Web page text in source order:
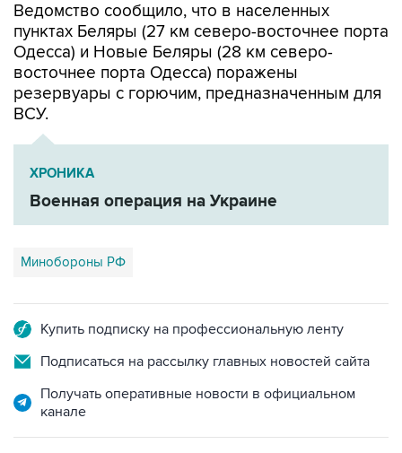
Ведомство сообщило, что в населенных
пунктах Беляры (27 км северо-восточнее порта
Одесса) и Новые Беляры (28 км северо-
восточнее порта Одесса) поражены
резервуары с горючим, предназначенным для
ВСУ.
ХРОНИКА
Военная операция на Украине
Минобороны РФ
Купить подписку на профессиональную ленту
Подписаться на рассылку главных новостей сайта
Получать оперативные новости в официальном
канале